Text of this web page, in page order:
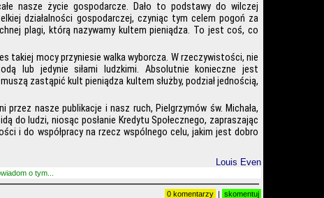
nasze życie gospodarcze. Dało to podstawy do wilczej
działalności gospodarczej, czyniąc tym celem pogoń za
plagi, którą nazywamy kultem pieniądza. To jest coś, co
takiej mocy przyniesie walka wyborcza. W rzeczywistości, nie
lub jedynie siłami ludzkimi. Absolutnie konieczne jest
zastąpić kult pieniądza kultem służby, podział jednością,
przez nasze publikacje i nasz ruch, Pielgrzymów św. Michała,
do ludzi, niosąc posłanie Kredytu Społecznego, zapraszając
i do współpracy na rzecz wspólnego celu, jakim jest dobro
Louis Even
o tym...
0 komentarzy | skomentuj